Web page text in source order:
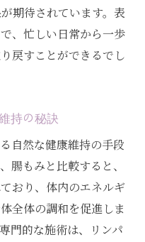
期待されています。表
、忙しい日常から一歩
戻すことができるでし
持の秘訣
自然な健康維持の手段
腸もみと比較すると、
おり、体内のエネルギ
全体の調和を促進しま
門的な施術は、リンパ